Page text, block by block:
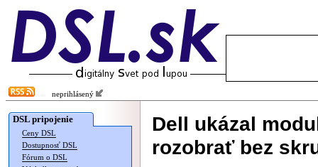
neprihlásený
DSL pripojenie
Ceny DSL
Dostupnosť DSL
Fórum o DSL
Dell ukázal
rozobrať bez